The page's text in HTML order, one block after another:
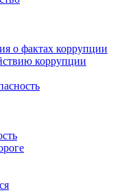
о фактах коррупции
коррупции